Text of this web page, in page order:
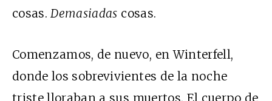
cosas.Demasiadas cosas.
Comenzamos, de nuevo, en Winterfell,
donde los sobrevivientes de la noche